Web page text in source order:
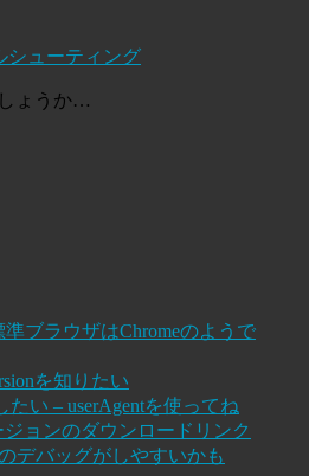
シューティング
ょうか…
準ブラウザはChromeのようで
を知りたい
たい – userAgentを使ってね
ジョンのダウンロードリンク
デバッグがしやすいかも